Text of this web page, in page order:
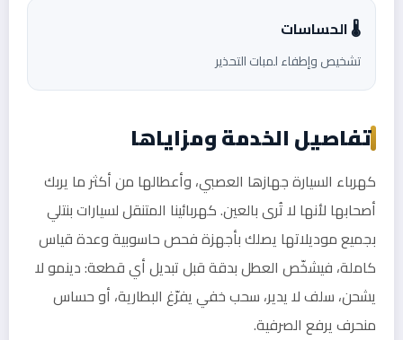
🌡️ الحساسات
تشخيص وإطفاء لمبات التحذير
تفاصيل الخدمة ومزاياها
كهرباء السيارة جهازها العصبي، وأعطالها من أكثر ما يربك
أصحابها لأنها لا تُرى بالعين. كهربائينا المتنقل لسيارات بنتلي
بجميع موديلاتها يصلك بأجهزة فحص حاسوبية وعدة قياس
كاملة، فيشخّص العطل بدقة قبل تبديل أي قطعة: دينمو لا
يشحن، سلف لا يدير، سحب خفي يفرّغ البطارية، أو حساس
منحرف يرفع الصرفية.